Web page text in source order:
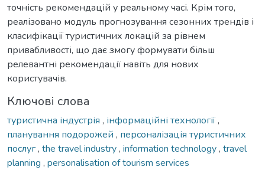
точність рекомендацій у реальному часі. Крім того,
реалізовано модуль прогнозування сезонних трендів і
класифікації туристичних локацій за рівнем
привабливості, що дає змогу формувати більш
релевантні рекомендації навіть для нових
користувачів.
Ключові слова
туристична індустрія , інформаційні технології,
планування подорожей , персоналізація туристичних
послуг, the travel industry, information technology, travel
planning , personalisation of tourism services